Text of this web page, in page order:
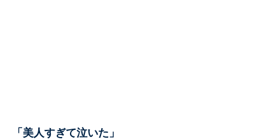
「美人すぎて泣いた」